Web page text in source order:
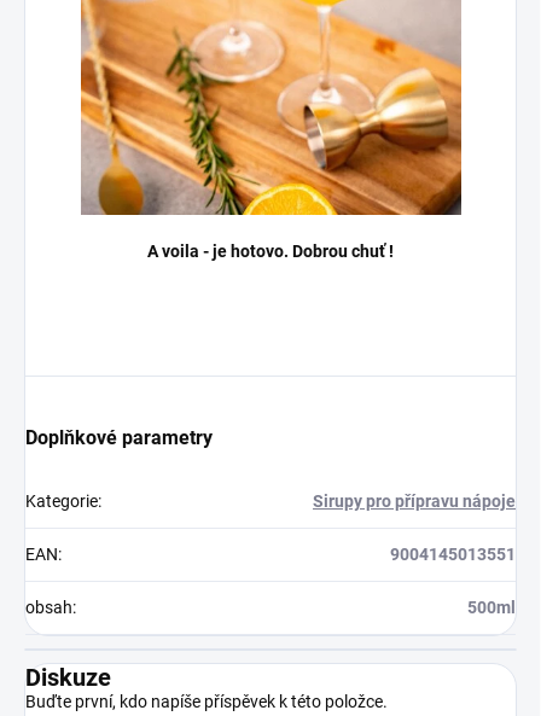
A voila - je hotovo. Dobrou chuť !
Doplňkové parametry
Kategorie: Sirupy pro přípravu nápoje
EAN: 9004145013551
obsah: 500ml
Diskuze
Buďte první, kdo napíše příspěvek k této položce.